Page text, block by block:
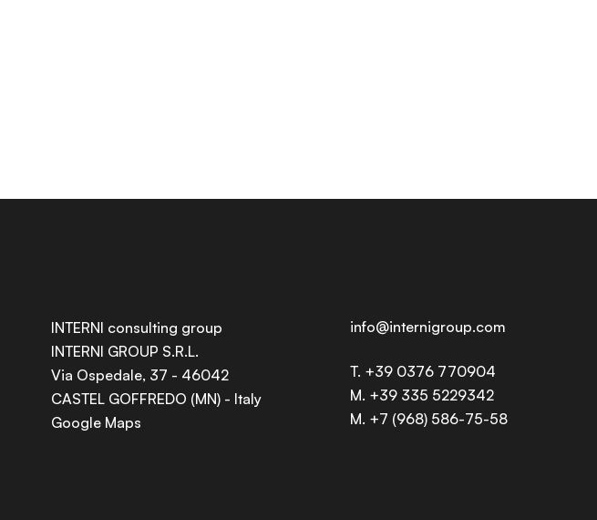
INTERNI consulting group
INTERNI GROUP S.R.L.
Via Ospedale, 37 - 46042
CASTEL GOFFREDO (MN) - Italy
Google Maps
info@internigroup.com
T. +39 0376 770904
M. +39 335 5229342
M. +7 (968) 586-75-58